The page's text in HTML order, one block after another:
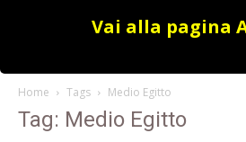
Vai alla pagina
Home Tags Medio Egitto
Tag: Medio Egitto